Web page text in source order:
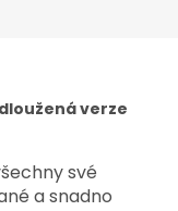
verze
své
a snadno